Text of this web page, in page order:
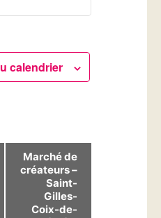
calendrier
Marché de
créateurs –
Saint-
Gilles-
Coix-de-